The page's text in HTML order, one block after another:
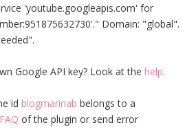
'youtube.googleapis.com' for
Domain: "global".
Google API key? Look at the help.
id blogmarinab belongs to a
FAQ of the plugin or send error